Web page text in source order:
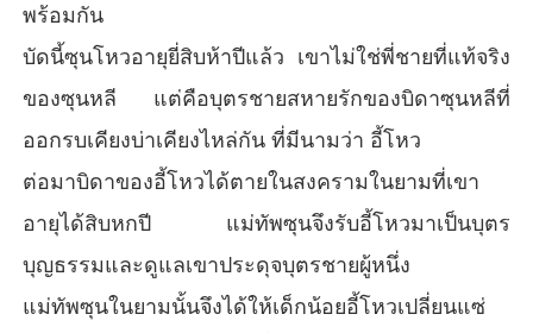
พร้อมกัน
บัดนี้ซุนโหวอายุยี่สิบห้าปีแล้ว เขาไม่ใช่พี่ชายที่แท้จริง
ของซุนหลี แต่คือบุตรชายสหายรักของบิดาซุนหลีที่
ออกรบเคียงบ่าเคียงไหล่กัน ที่มีนามว่า อี้โหว
ต่อมาบิดาของอี้โหวได้ตายในสงครามในยามที่เขา
อายุได้สิบหกปี แม่ทัพซุนจึงรับอี้โหวมาเป็นบุตร
บุญธรรมและดูแลเขาประดุจบุตรชายผู้หนึ่ง
แม่ทัพซุนในยามนั้นจึงได้ให้เด็กน้อยอี้โหวเปลี่ยนแซ่